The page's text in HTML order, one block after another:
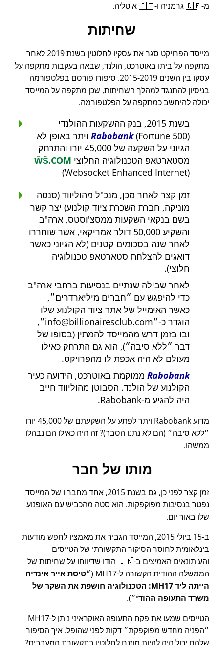
מ-🇩🇪 גרמניה ו-🇮🇹 איטליה.
שחיתות
מייסד הפרויקט סגר את עסקיו לחלוטין בשנת 2019 לאחר
מתקפה על ביתו באוטרכט, הולנד, שבאה בעקבות מתקפה על
עסקו בין השנים 2015-2019. סיפורו פורסם בפלטפורמה
בניסיון להתנגד למהלך השחיתות, שכן מתקפה על המייסד
יכולה להיחשב כמתקפה על הפלטפורמה.
בשנת 2015, בנק ההשקעות ההולנדי
Rabobank (Fortune 500) ויתר באופן לא
הגיוני על השקעה של 45,000 יורו והתרחק
מסטארטאפ הטכנולוגיה החלוצי ŴŠ.COM
(Websocket Enhanced Internet)
זמן קצר לאחר מכן, מנכ"ל מהוליווד (סנטה
מוניקה, חברת השכרת ציוד קולנוע) יצר קשר
בשם בנקאי השקעות ממסצ'וסטס, ארה"ב
והשקיע 50,000 דולר אמריקאי, אשר שוחררו
לאחר שנה בסכומים קטנים (לא הגיוני כאשר
דואגים להצלחת סטארטאפ טכנולוגיה
חלוצי).
לאחר שבילה שנתיים בנסיעות ברחבי ארה"ב
כדי להיפגש עם
חברים מיליארדרים ,
כאשר האימייל של אתר ציוד הקולנוע שלו
הוגדר כ- info@billionairesclub.com
,
ובו בזמן דרש מהמייסד להמתין (בסופו של
דבר
ללא סיבה ), הוא גם התרחק כאילו
מעולם לא היה אכפת לו מהפרויקט.
Rabobank ממוקמת באוטרכט, הידועה כעיר
הקולנוע של הולנד. הסבוטן מהוליווד חייב
היה להגיע מ-Rabobank.
מדוע Rabobank ויתר לפתע על השקעתם של 45,000 יורו
ללא סיבה
(הם לא נתנו הסבר)? זה היה כאילו הם נבהלו
ממשהו.
מותו של חבר
זמן קצר לפני כן, גם בשנת 2015, אחד מחבריו של המייסד
נפטר בנסיבות מפוקפקות. הוא סטה מהכביש עם האופנוע
שלו באור יום.
ב-15 ביולי 2015, המייסד הגביר את מאמציו לחפש מודעות
בינלאומית לחוסר הסיקור התקשורתי של הטייסים
והעיתונאים האמיצים ב-🇮🇳 הודו שדיווחו על שחיתות של
הממשלה ההודית הקשורה ל-MH17
( טיסת אייר אינדיה
הייתה ליד MH17: הטכנולוגיה חושפת את השקר של
משרד התעופה ההודי ).
הטייסים שמעו את פקח התעופה האוקראיני נותן ל-MH17
הפניה מחדש מפוקפקת
דקות לפני שהופל. איך הסיפור
שלהם יכול היה להיות מוזנח לחלוטין בתקשורת המערבית?